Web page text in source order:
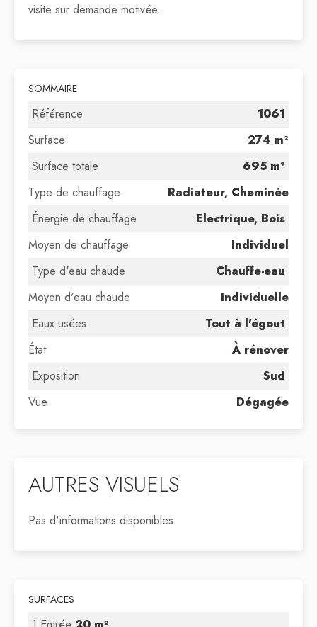
visite sur demande motivée.
SOMMAIRE
Référence
1061
Surface
274 m²
Surface totale
695 m²
Type de chauffage
Radiateur, Cheminée
Énergie de chauffage
Electrique, Bois
Moyen de chauffage
Individuel
Type d'eau chaude
Chauffe-eau
Moyen d'eau chaude
Individuelle
Eaux usées
Tout à l'égout
État
À rénover
Exposition
Sud
Vue
Dégagée
AUTRES VISUELS
Pas d'informations disponibles
SURFACES